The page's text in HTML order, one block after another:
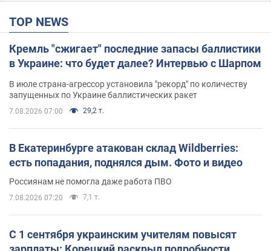
TOP NEWS
Кремль "сжигает" последние запасы баллистики
в Украине: что будет далее? Интервью с Шарпом
В июле страна-агрессор установила "рекорд" по количеству
запущенных по Украине баллистических ракет
7.08.2026 07:00 29,2 т.
В Екатеринбурге атакован склад Wildberries:
есть попадания, поднялся дым. Фото и видео
Россиянам не помогла даже работа ПВО
7.08.2026 07:20 7,1 т.
С 1 сентября украинским учителям повысят